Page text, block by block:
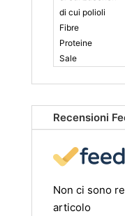
di cui polioli
Fibre
Proteine
Sale
Recensioni
Non ci sono
articolo